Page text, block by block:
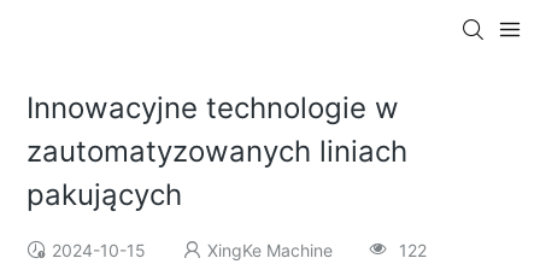
Innowacyjne technologie w
zautomatyzowanych liniach
pakujących
2024-10-15 XingKe Machine 122